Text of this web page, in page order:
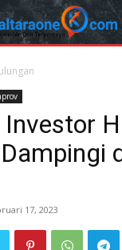
Investor
17, 2023